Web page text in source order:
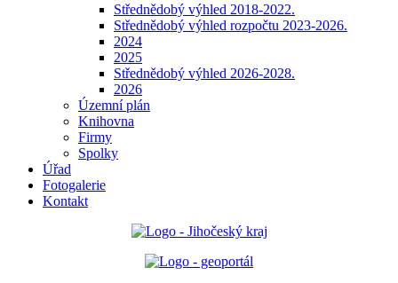
Střednědobý výhled 2018-2022.
Střednědobý výhled rozpočtu 2023-2026.
2024
2025
Střednědobý výhled 2026-2028.
2026
Územní plán
Knihovna
Firmy
Spolky
Úřad
Fotogalerie
Kontakt